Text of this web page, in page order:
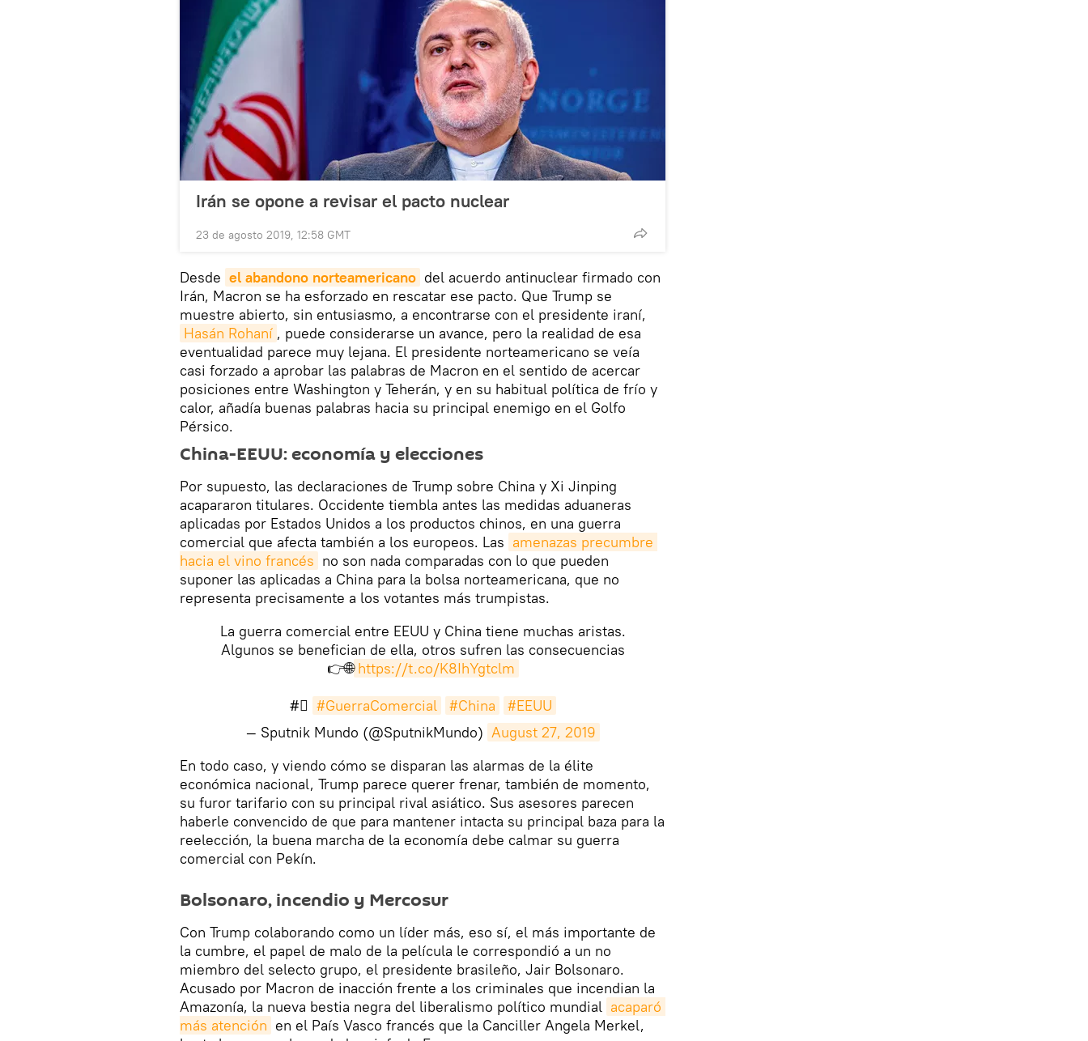
Irán se opone a revisar el pacto nuclear
23 de agosto 2019, 12:58 GMT
Desde el abandono norteamericano del acuerdo antinuclear firmado con
Irán, Macron se ha esforzado en rescatar ese pacto. Que Trump se
muestre abierto, sin entusiasmo, a encontrarse con el presidente iraní,
Hasán Rohaní , puede considerarse un avance, pero la realidad de esa
eventualidad parece muy lejana. El presidente norteamericano se veía
casi forzado a aprobar las palabras de Macron en el sentido de acercar
posiciones entre Washington y Teherán, y en su habitual política de frío y
calor, añadía buenas palabras hacia su principal enemigo en el Golfo
Pérsico.
China-EEUU: economía y elecciones
Por supuesto, las declaraciones de Trump sobre China y Xi Jinping
acapararon titulares. Occidente tiembla antes las medidas aduaneras
aplicadas por Estados Unidos a los productos chinos, en una guerra
comercial que afecta también a los europeos. Las amenazas precumbre
hacia el vino francés no son nada comparadas con lo que pueden
suponer las aplicadas a China para la bolsa norteamericana, que no
representa precisamente a los votantes más trumpistas.
La guerra comercial entre EEUU y China tiene muchas aristas.
Algunos se benefician de ella, otros sufren las consecuencias
👉🌐 https://t.co/K8IhYgtclm
#⃣ #GuerraComercial #China
#EEUU
— Sputnik Mundo (@SputnikMundo) August 27, 2019
En todo caso, y viendo cómo se disparan las alarmas de la élite
económica nacional, Trump parece querer frenar, también de momento,
su furor tarifario con su principal rival asiático. Sus asesores parecen
haberle convencido de que para mantener intacta su principal baza para la
reelección, la buena marcha de la economía debe calmar su guerra
comercial con Pekín.
Bolsonaro, incendio y Mercosur
Con Trump colaborando como un líder más, eso sí, el más importante de
la cumbre, el papel de malo de la película le correspondió a un no
miembro del selecto grupo, el presidente brasileño, Jair Bolsonaro.
Acusado por Macron de inacción frente a los criminales que incendian la
Amazonía, la nueva bestia negra del liberalismo político mundial acaparó
más atención en el País Vasco francés que la Canciller Angela Merkel,